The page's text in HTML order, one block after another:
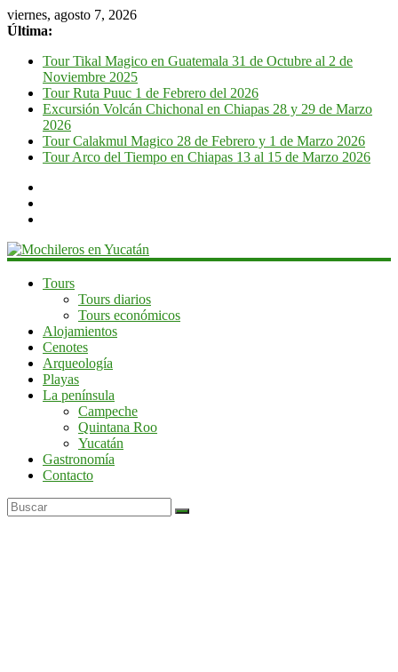
viernes, agosto 7, 2026
Última:
Tour Tikal Magico en Guatemala 31 de Octubre al 2 de
Noviembre 2025
Tour Ruta Puuc 1 de Febrero del 2026
Excursión Volcán Chichonal en Chiapas 28 y 29 de Marzo
2026
Tour Calakmul Magico 28 de Febrero y 1 de Marzo 2026
Tour Arco del Tiempo en Chiapas 13 al 15 de Marzo 2026
Mochileros
Yucatán
Yucatán
Tours
Tours diarios
Tours económicos
Alojamientos
Cenotes
Arqueología
Playas
La península
Campeche
Quintana Roo
Yucatán
Gastronomía
Contacto